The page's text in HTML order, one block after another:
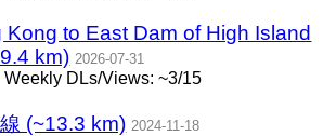
Kong to East Dam of High Island
km) 2026-07-31
Weekly DLs/Views: ~3/15
(~13.3 km) 2024-11-18